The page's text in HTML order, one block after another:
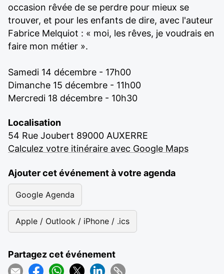
occasion rêvée de se perdre pour mieux se
trouver, et pour les enfants de dire, avec l'auteur
Fabrice Melquiot : « moi, les rêves, je voudrais en
faire mon métier ».
Samedi 14 décembre - 17h00
Dimanche 15 décembre - 11h00
Mercredi 18 décembre - 10h30
Localisation
54 Rue Joubert 89000 AUXERRE
Calculez votre itinéraire avec Google Maps
Ajouter cet événement à votre agenda
Google Agenda
Apple / Outlook / iPhone / .ics
Partagez cet événement